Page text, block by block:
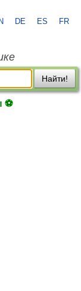
DE ES FR
Найти!
⚽